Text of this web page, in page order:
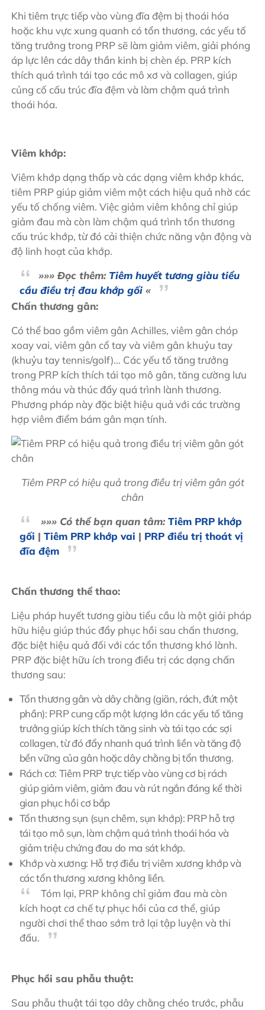
Khi tiêm trực tiếp vào vùng đĩa đệm bị thoái hóa
hoặc khu vực xung quanh có tổn thương, các yếu tố
tăng trưởng trong PRP sẽ làm giảm viêm, giải phóng
áp lực lên các dây thần kinh bị chèn ép. PRP kích
thích quá trình tái tạo các mô xơ và collagen, giúp
củng cố cấu trúc đĩa đệm và làm chậm quá trình
thoái hóa.
Viêm khớp:
Viêm khớp dạng thấp và các dạng viêm khớp khác,
tiêm PRP giúp giảm viêm một cách hiệu quả nhờ các
yếu tố chống viêm. Việc giảm viêm không chỉ giúp
giảm đau mà còn làm chậm quá trình tổn thương
cấu trúc khớp, từ đó cải thiện chức năng vận động và
độ linh hoạt của khớp.
»»» Đọc thêm: Tiêm huyết tương giàu tiểu
cầu điều trị đau khớp gối«
Chấn thương gân:
Có thể bao gồm viêm gân Achilles, viêm gân chóp
xoay vai, viêm gân cổ tay và viêm gân khuỷu tay
(khuỷu tay tennis/golf)… Các yếu tố tăng trưởng
trong PRP kích thích tái tạo mô gân, tăng cường lưu
thông máu và thúc đẩy quá trình lành thương.
Phương pháp này đặc biệt hiệu quả với các trường
hợp viêm điểm bám gân mạn tính.
Tiêm PRP có hiệu quả trong điều trị viêm gân gót
chân
»»» Có thể bạn quan tâm:Tiêm PRP khớp
gối | Tiêm PRP khớp vai | PRP điều trị thoát vị
đĩa đệm
Chấn thương thể thao:
Liệu pháp huyết tương giàu tiểu cầu là một giải pháp
hữu hiệu giúp thúc đẩy phục hồi sau chấn thương,
đặc biệt hiệu quả đối với các tổn thương khó lành.
PRP đặc biệt hữu ích trong điều trị các dạng chấn
thương sau:
Tổn thương gân và dây chằng (giãn, rách, đứt một
phần): PRP cung cấp một lượng lớn các yếu tố tăng
trưởng giúp kích thích tăng sinh và tái tạo các sợi
collagen, từ đó đẩy nhanh quá trình liền và tăng độ
bền vững của gân hoặc dây chằng bị tổn thương.
Rách cơ: Tiêm PRP trực tiếp vào vùng cơ bị rách
giúp giảm viêm, giảm đau và rút ngắn đáng kể thời
gian phục hồi cơ bắp
Tổn thương sụn (sụn chêm, sụn khớp): PRP hỗ trợ
tái tạo mô sụn, làm chậm quá trình thoái hóa và
giảm triệu chứng đau do ma sát khớp.
Khớp và xương: Hỗ trợ điều trị viêm xương khớp và
các tổn thương xương không liền.
Tóm lại, PRP không chỉ giảm đau mà còn
kích hoạt cơ chế tự phục hồi của cơ thể, giúp
người chơi thể thao sớm trở lại tập luyện và thi
đấu.
Phục hồi sau phẫu thuật:
Sau phẫu thuật tái tạo dây chằng chéo trước, phẫu